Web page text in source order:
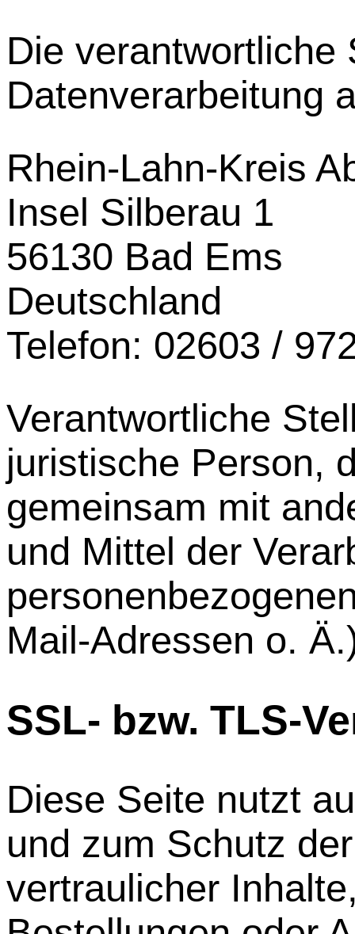
Die verantwortliche
Datenverarbeitung
Rhein-Lahn-Kreis
Insel Silberau 1
56130 Bad Ems
Deutschland
Telefon: 02603 /
Verantwortliche
juristische Person,
gemeinsam mit
und Mittel der
Mail-Adressen o.
SSL- bzw. TLS-
Diese Seite nutzt
und zum Schutz
vertraulicher